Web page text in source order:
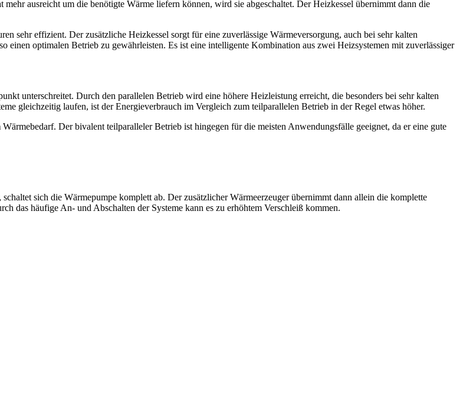
mehr ausreicht um die benötigte Wärme liefern können, wird sie abgeschaltet. Der Heizkessel übernimmt dann die
sehr effizient. Der zusätzliche Heizkessel sorgt für eine zuverlässige Wärmeversorgung, auch bei sehr kalten
einen optimalen Betrieb zu gewährleisten. Es ist eine intelligente Kombination aus zwei Heizsystemen mit zuverlässiger
unterschreitet. Durch den parallelen Betrieb wird eine höhere Heizleistung erreicht, die besonders bei sehr kalten
gleichzeitig laufen, ist der Energieverbrauch im Vergleich zum teilparallelen Betrieb in der Regel etwas höher.
Der bivalent teilparalleler Betrieb ist hingegen für die meisten Anwendungsfälle geeignet, da er eine gute
sich die Wärmepumpe komplett ab. Der zusätzlicher Wärmeerzeuger übernimmt dann allein die komplette
das häufige An- und Abschalten der Systeme kann es zu erhöhtem Verschleiß kommen.